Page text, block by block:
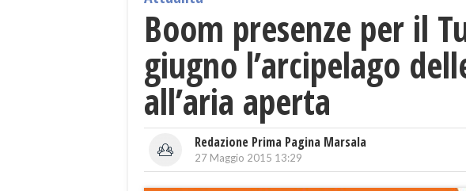
Boom presenze per il
giugno l’arcipelago
all’aria aperta
Redazione Prima Pagina Marsala
27 Maggio 2015 13:29